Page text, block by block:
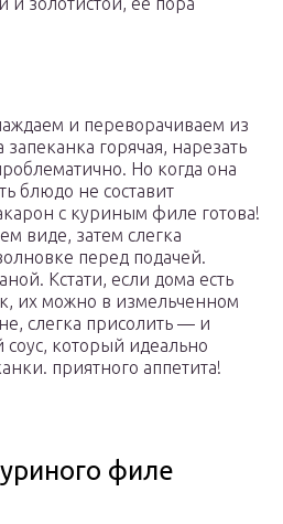
и переворачиваем из
горячая, нарезать
Но когда она
блюдо не составит
с куриным филе готова!
виде, затем слегка
перед подачей.
Кстати, если дома есть
их можно в измельченном
слегка присолить — и
который идеально
приятного аппетита!
филе